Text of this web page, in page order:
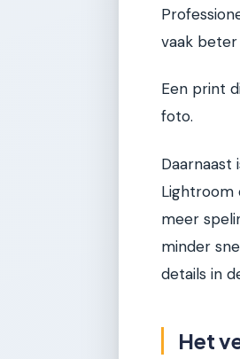
vaak
Een print
foto.
Daarnaast
Lightroom
meer
minder
details in
Het